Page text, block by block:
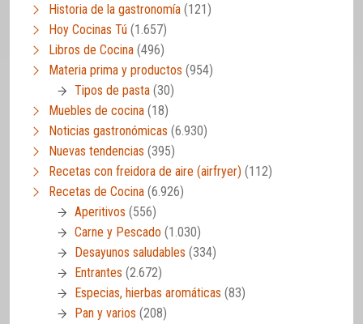
Historia de la gastronomía (121)
Hoy Cocinas Tú (1.657)
Libros de Cocina (496)
Materia prima y productos (954)
Tipos de pasta (30)
Muebles de cocina (18)
Noticias gastronómicas (6.930)
Nuevas tendencias (395)
Recetas con freidora de aire (airfryer) (112)
Recetas de Cocina (6.926)
Aperitivos (556)
Carne y Pescado (1.030)
Desayunos saludables (334)
Entrantes (2.672)
Especias, hierbas aromáticas (83)
Pan y varios (208)